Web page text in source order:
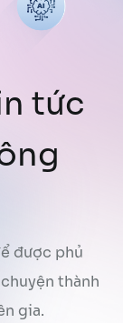
tức
được phủ
thành
gia.